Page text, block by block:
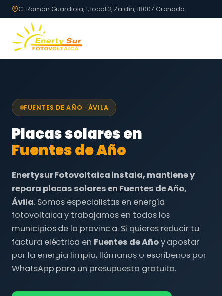
C. Ramón Guardiola, 1, local 2, Zaidín, 18007 Granada
FUENTES DE AÑO · ÁVILA
Placas solares en
Fuentes de Año
Enertysur Fotovoltaica instala, mantiene y
repara placas solares en Fuentes de Año,
Ávila. Somos especialistas en energía
fotovoltaica y trabajamos en todos los
municipios de la provincia. Si quieres reducir tu
factura eléctrica en Fuentes de Añoy apostar
por la energía limpia, llámanos o escríbenos por
WhatsApp para un presupuesto gratuito.